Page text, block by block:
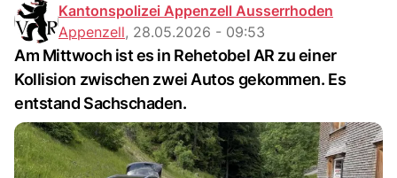
Kantonspolizei Appenzell Ausserrhoden
Appenzell, 28.05.2026 - 09:53
Am Mittwoch ist es in Rehetobel AR zu einer
Kollision zwischen zwei Autos gekommen. Es
entstand Sachschaden.